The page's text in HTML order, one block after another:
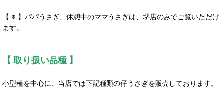
【 ※ 】パパうさぎ、休憩中のママうさぎは、堺店のみでご覧いただけ
ます。
【 取り扱い品種 】
小型種を中心に、当店では下記種類の仔うさぎを販売しております。